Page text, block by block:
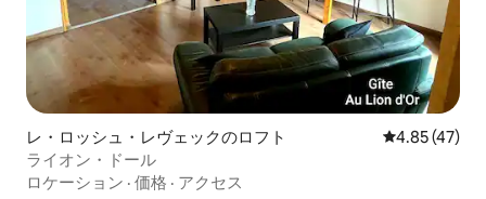
レ・ロッシュ・レヴェックのロフト レビュー47
4.85 (47)
ライオン・ドール
ロケーション · 価格 · アクセス